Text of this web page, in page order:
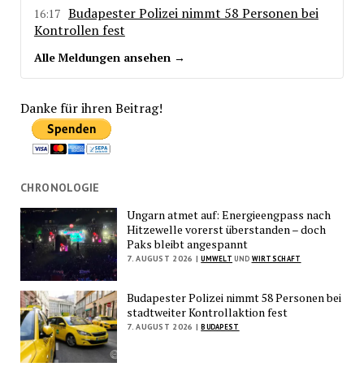
16:17 Budapester Polizei nimmt 58 Personen bei
Kontrollen fest
Alle Meldungen ansehen →
Danke für ihren Beitrag!
CHRONOLOGIE
Ungarn atmet auf: Energieengpass nach
Hitzewelle vorerst überstanden – doch
Paks bleibt angespannt
7. AUGUST 2026 | UMWELT UND WIRTSCHAFT
Budapester Polizei nimmt 58 Personen bei
stadtweiter Kontrollaktion fest
7. AUGUST 2026 | BUDAPEST